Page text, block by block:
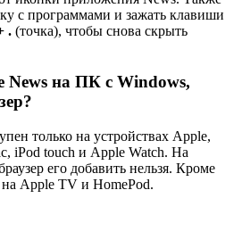
с программами и зажать клавиши
. (точка), чтобы снова скрыть
News на ПК с Windows,
только на устройствах Apple,
iPod touch и Apple Watch. На
его добавить нельзя. Кроме
на Apple TV и HomePod.